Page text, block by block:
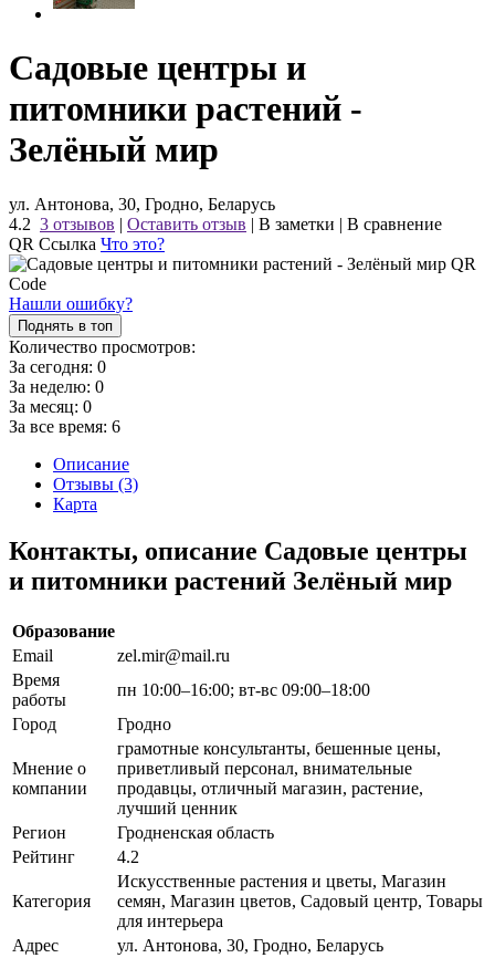
Садовые центры и
питомники растений -
Зелёный мир
ул. Антонова, 30, Гродно, Беларусь
4.2 3 отзывов | Оставить отзыв | В заметки | В сравнение
QR Ссылка Что это?
Нашли ошибку?
Поднять в топ
Количество просмотров:
За сегодня: 0
За неделю: 0
За месяц: 0
За все время: 6
Описание
Отзывы (3)
Карта
Контакты, описание Садовые центры
и питомники растений Зелёный мир
Образование
Email
zel.mir@mail.ru
Время
работы
пн 10:00–16:00; вт-вс 09:00–18:00
Город
Гродно
Мнение о
компании
грамотные консультанты, бешенные цены,
приветливый персонал, внимательные
продавцы, отличный магазин, растение,
лучший ценник
Регион
Гродненская область
Рейтинг
4.2
Категория
Искусственные растения и цветы, Магазин
семян, Магазин цветов, Садовый центр, Товары
для интерьера
Адрес
ул. Антонова, 30, Гродно, Беларусь